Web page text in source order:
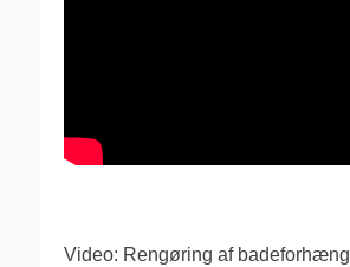
Video: Rengøring af badeforhæng